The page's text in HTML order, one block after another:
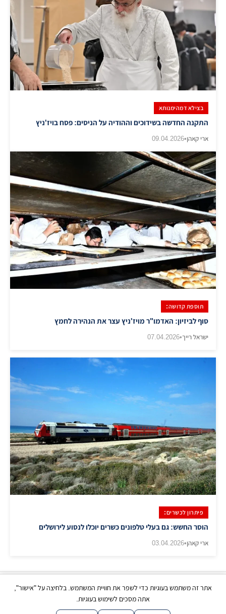
בצילא דמהימנותא
התקנה החדשה בשידוכים וההודיה על הניסים: פסח בויז'ניץ
ארי קאהן•
09.04.2026
תוספת קדושה:
סוף לביזיון: האדמו"ר מויז'ניץ עצר את הנהירה לחמץ
ישראל רייך•
07.04.2026
פיתרון לכשרים:
הוסר החשש: גם בעלי טלפונים כשרים יוכלו לנסוע לירושלים
ארי קאהן•
03.04.2026
אתר זה משתמש בעוגיות כדי לשפר את חוויית המשתמש. בלחיצה על "אישור",
אתה מסכים לשימוש בעוגיות.
כל הזכויות שמורות | © בני ברק עכשיו 2026